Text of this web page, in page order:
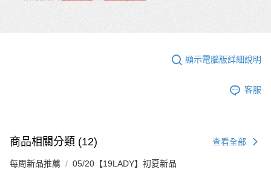
顯示電腦版詳細說明
客服
商品相關分類 (12) 查看全部
每周新品推薦 05/20【19LADY】初夏新品